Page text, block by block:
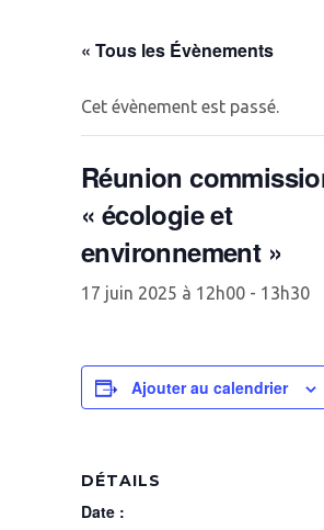
« Tous les Évènements
Cet évènement est passé.
Réunion
« écologie et
environnement »
17 juin 2025 à 12h00 - 13h30
Ajouter au calendrier
DÉTAILS
Date :